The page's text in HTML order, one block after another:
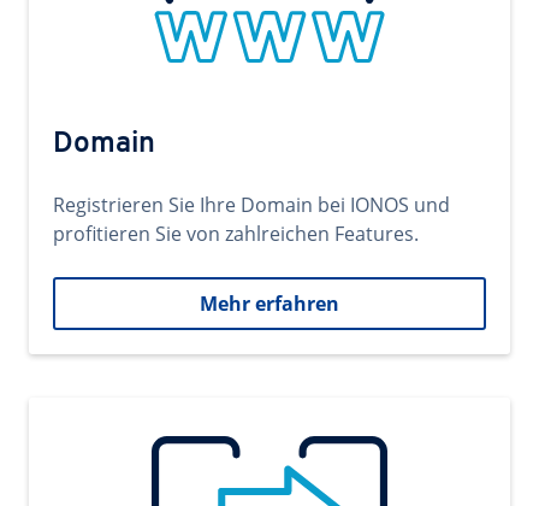
Domain
Registrieren Sie Ihre Domain bei IONOS und
profitieren Sie von zahlreichen Features.
Mehr erfahren